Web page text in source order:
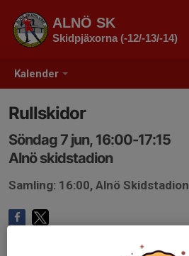
Kalender
ALNÖ SK
Skidpjäxorna (-12/-13/-14)
Rullskidor
Söndag 7 jun, 16:00-17:15
Alnö skidstadion
Samling: 16:00, Alnö Skidstadion